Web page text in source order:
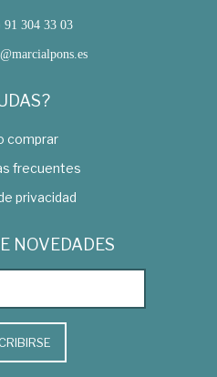
91 304 33 03
comprar
frecuentes
privacidad
NOVEDADES